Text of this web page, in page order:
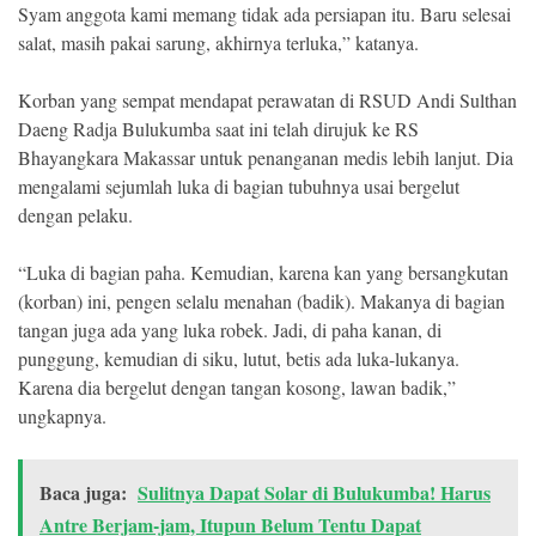
Syam anggota kami memang tidak ada persiapan itu. Baru selesai
salat, masih pakai sarung, akhirnya terluka,” katanya.
Korban yang sempat mendapat perawatan di RSUD Andi Sulthan
Daeng Radja Bulukumba saat ini telah dirujuk ke RS
Bhayangkara Makassar untuk penanganan medis lebih lanjut. Dia
mengalami sejumlah luka di bagian tubuhnya usai bergelut
dengan pelaku.
“Luka di bagian paha. Kemudian, karena kan yang bersangkutan
(korban) ini, pengen selalu menahan (badik). Makanya di bagian
tangan juga ada yang luka robek. Jadi, di paha kanan, di
punggung, kemudian di siku, lutut, betis ada luka-lukanya.
Karena dia bergelut dengan tangan kosong, lawan badik,”
ungkapnya.
Baca juga: Sulitnya Dapat Solar di Bulukumba! Harus
Antre Berjam-jam, Itupun Belum Tentu Dapat